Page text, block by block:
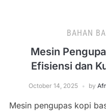
BAHAN
Mesin
Efisiensi dan
October 14, 2025 by
Mesin pengupas kopi